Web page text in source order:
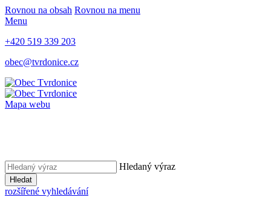
Rovnou na obsah Rovnou na menu
Menu
+420 519 339 203
obec@tvrdonice.cz
Mapa webu
Hledaný výraz
Hledat
rozšířené vyhledávání